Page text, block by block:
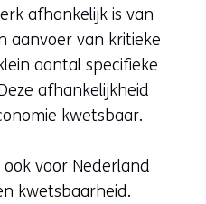
afhankelijk is van
aanvoer van kritieke
aantal specifieke
afhankelijkheid
kwetsbaar.
voor Nederland
kwetsbaarheid.